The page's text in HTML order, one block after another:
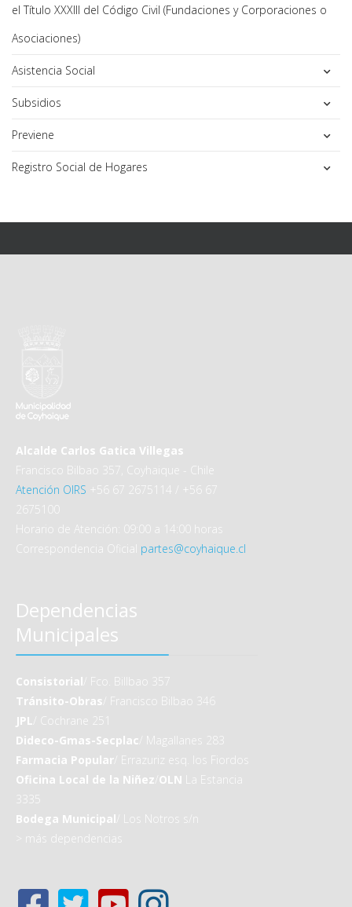
el Título XXXIII del Código Civil (Fundaciones y Corporaciones o
Asociaciones)
Asistencia Social
Subsidios
Previene
Registro Social de Hogares
Alcalde Carlos Gatica Villegas
Francisco Bilbao 357, Coyhaique - Chile
Atención OIRS +56 67 2675114 / +56 67
2675100
Horario de Atención: 09:00 a 14:00 horas
Correspondencia Oficial partes@coyhaique.cl
Dependencias
Municipales
Consistorial / Fco. Billbao 357
Tránsito-Obras / Francisco Bilbao 346
JPL / Cochrane 251
Dideco-Gmas-Secplac / Magallanes 283
Farmacia Popular / Errazuriz esq. los Fiordos
Oficina Local de la Niñez OLN La Estancia
3335
Bodega Municipal / Los Notros s/n
más dependencias